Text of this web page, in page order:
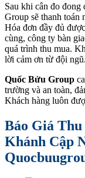
Sau khi cân đo
Group sẽ thanh toán
Hóa đơn đầy đủ
cùng, công ty bàn
quá trình thu mua.
lời cảm ơn từ đội ngũ.
Quốc Bửu Group
trường và an toàn,
Khách hàng luôn
Báo Giá
Khánh Cập